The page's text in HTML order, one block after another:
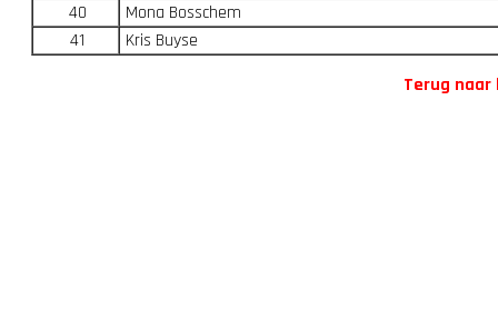
40
Mona Bosschem
41
Kris Buyse
Terug